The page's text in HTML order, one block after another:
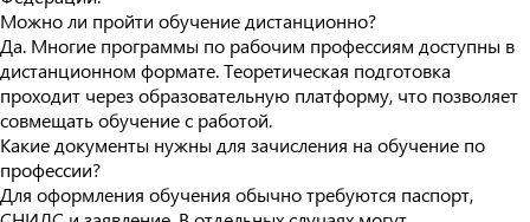
Можно ли пройти обучение дистанционно?
Да. Многие программы по рабочим профессиям доступны в
дистанционном формате. Теоретическая подготовка
проходит через образовательную платформу, что позволяет
совмещать обучение с работой.
Какие документы нужны для зачисления на обучение по
профессии?
Для оформления обучения обычно требуются паспорт,